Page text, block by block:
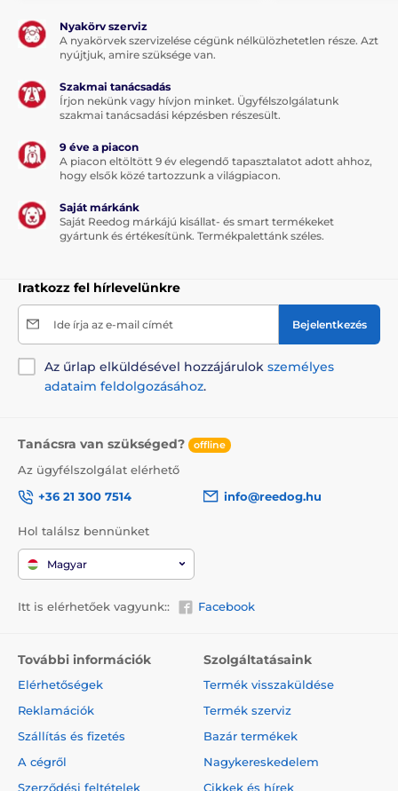
csendes működését. Nincs többé kellemetlen
ajtócsapkodás kora reggel vagy a későesti órákban.
a lengőajtón. Ráadásul erősebb szélfújás esetén sem
nyílik ki az ajtó. Erről a speciális sörték és a lengőajtó
alsó részére szerelt erős mágnes gondoskodik.
A Reedog EasyFlap Mini kutya és macskaajtó
manuálisan nyílik és mágneses zárral rendelkezik. A
mindkét irányban zárva, mindkét irányban nyitva, csak
befelé nyílik, csak kifelé nyílik. A zárnak köszönhetően
beállíthatja, hogy milyen irányban használhatja a
Nyakörv szerviz
A nyakörvek szervizelése cégünk nélkülözhetetlen része. Azt
nyújtjuk, amire szüksége van.
Szakmai tanácsadás
Írjon nekünk vagy hívjon minket. Ügyfélszolgálatunk
szakmai tanácsadási képzésben részesült.
9 éve a piacon
A piacon eltöltött 9 év elegendő tapasztalatot adott ahhoz,
hogy elsők közé tartozzunk a világpiacon.
Saját márkánk
Saját Reedog márkájú kisállat- és smart termékeket
gyártunk és értékesítünk. Termékpalettánk széles.
Iratkozz fel hírlevelünkre
Ide írja az e-mail címét Bejelentkezés
Az űrlap elküldésével hozzájárulok személyes
adataim feldolgozásához.
Tanácsra van szükséged? offline
Az ügyfélszolgálat elérhető
+36 21 300 7514
info@reedog.hu
Hol találsz bennünket
Magyar
Itt is elérhetőek vagyunk:: Facebook
További információk
Elérhetőségek
Reklamációk
Szállítás és fizetés
A cégről
Szerződési feltételek
Szolgáltatásaink
Termék visszaküldése
Termék szerviz
Bazár termékek
Nagykereskedelem
Cikkek és hírek